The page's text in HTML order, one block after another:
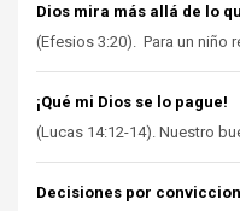
Dios mira más allá de lo
(Efesios 3:20). Para un niño
¡Qué mi Dios se lo pague!
(Lucas 14:12-14). Nuestro
Decisiones por